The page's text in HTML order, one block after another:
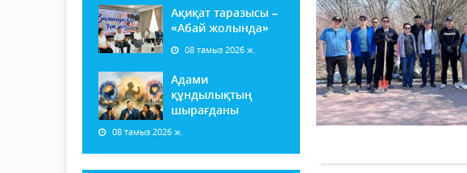
Ақиқат таразысы –
«Абай жолында»
08 тамыз 2026 ж.
Адами
құндылықтың
шырағданы
08 тамыз 2026 ж.